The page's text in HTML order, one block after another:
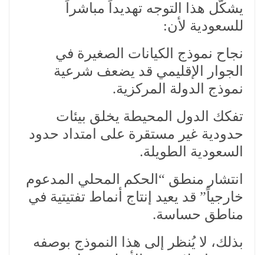
يشكّل هذا التوجه تهديداً مباشراً
للسعودية لأن:
نجاح نموذج الكيانات الصغيرة في
الجوار الإقليمي قد يضعف شرعية
نموذج الدولة المركزية.
تفكك الدول المحيطة يخلق بيئات
حدودية غير مستقرة على امتداد حدود
السعودية الطويلة.
انتشار منطق “الحكم المحلي المدعوم
خارجياً” قد يعيد إنتاج أنماط تفتيتية في
مناطق حساسة.
بذلك، لا يُنظر إلى هذا النموذج بوصفه